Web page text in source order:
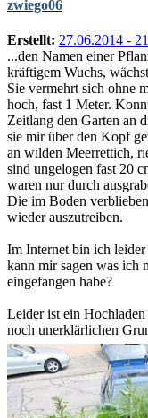
zwiego06
Erstellt: 27.06.2014 -
...den Namen einer
kräftigem Wuchs,
Sie vermehrt sich ohne
hoch, fast 1 Meter.
Zeitlang den Garten an
sie mir über den Kopf
an wilden Meerrettich,
sind ungelogen fast 20
waren nur durch
Die im Boden
wieder auszutreiben.
Im Internet bin ich
kann mir sagen was ich
eingefangen habe?
Leider ist ein
noch unerklärlichen